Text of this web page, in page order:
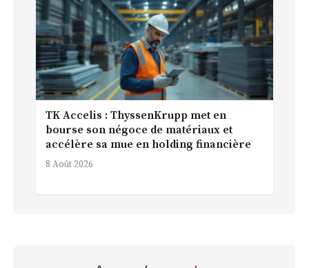
TK Accelis : ThyssenKrupp met en
bourse son négoce de matériaux et
accélère sa mue en holding financière
8 Août 2026